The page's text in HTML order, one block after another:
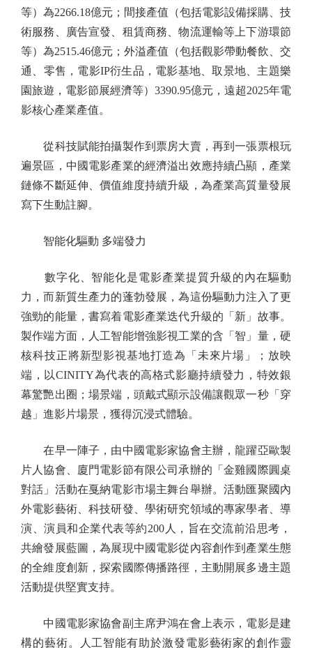
等）為2266.18億元；間接產值（包括電影設備採購、技
術服務、廣告宣發、租賃商務、物流運輸等上下游環節
等）為2515.46億元；外溢產值（包括觀影帶動餐飲、交
通、零售，電影IP衍生品，電影基地、取景地、主題樂
園旅遊，電影節展經濟等）3390.95億元，遠超2025年電
影核心產業產值。
從科技賦能拍攝製作到票房大賣，再到一張票根玩
遍景區，中國電影產業的經濟溢出效應持續凸顯，產業
鏈條不斷延伸、價值維度持續升級，為產業高質量發展
寫下生動註腳。
智能化驅動 多端發力
數字化、智能化是電影產業提質升級的內在驅動
力，而新質生產力的蓬勃發展，為這份驅動力注入了更
強勁的能量，書寫着電影產業迭代升級的「新」故事。
製作端方面，人工智能增強影視工業的含「智」量，硬
核科技正將新型影視基地打造為「未來片場」；放映
端，以CINITY為代表的高格式影廳持續發力，特效銀
幕驚艷出圈；場景端，頭戴式顯示設備讓觀眾一秒「穿
越」進影片場景，獲得沉浸式體驗。
在早一陣子，由中國電影家協會主辦，龍躍亞歐製
片人協會、廈門電影節有限公司承辦的「金雞國際圓桌
對話」活動在戛納電影市場主舞台舉辦。活動匯聚國內
外電影藝術、科技研發、學術研究領域的專家學者、導
演、演員和企業代表等約200人，旨在交流前沿思考，
共繪發展藍圖，為展現中國電影從內容創作到產業生態
的全維度創新，探索國際傳播路徑，主動開展多邊主題
活動提供堅實支持。
中國電影家協會副主席尹鴻在會上表示，電影是建
構的藝術。人工智能有助於激發電影藝術家的創作靈